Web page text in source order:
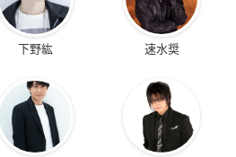
下野紘 速水奨